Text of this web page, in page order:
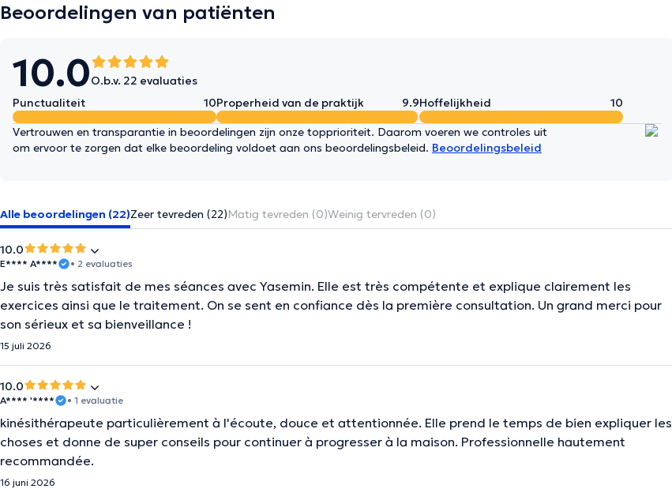
Beoordelingen van patiënten
10.0O.b.v. 22 evaluaties
Punctualiteit
10Properheid van de praktijk 9.9Hoffelijkheid 10
Vertrouwen en transparantie in beoordelingen zijn onze topprioriteit. Daarom voeren we controles uit
om ervoor te zorgen dat elke beoordeling voldoet aan ons beoordelingsbeleid. Beoordelingsbeleid
Alle beoordelingen (22)Zeer tevreden (22)Matig tevreden (0)Weinig tervreden (0)
10.0
E**** A**** • 2 evaluaties
Je suis très satisfait de mes séances avec Yasemin. Elle est très compétente et explique clairement les
exercices ainsi que le traitement. On se sent en confiance dès la première consultation. Un grand merci pour
son sérieux et sa bienveillance !
15 juli 2026
10.0
A**** '**** • 1 evaluatie
kinésithérapeute particulièrement à l'écoute, douce et attentionnée. Elle prend le temps de bien expliquer les
choses et donne de super conseils pour continuer à progresser à la maison. Professionnelle hautement
recommandée.
16 juni 2026